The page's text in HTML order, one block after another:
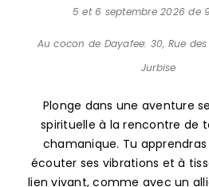
Au cocon de Dayafee: 30, Rue des
Jurbise
spirituelle à la rencontre de
chamanique. Tu apprendras
écouter ses vibrations et à
lien vivant, comme avec un
peu, il deviendra le cœur